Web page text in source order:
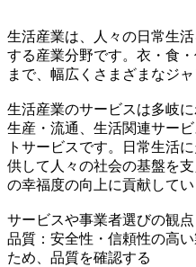
生活産業は、人々の日常生
する産業分野です。衣・食
まで、幅広くさまざまなジ
生活産業のサービスは多岐
生産・流通、生活関連サー
トサービスです。日常生活
供して人々の社会の基盤を
の幸福度の向上に貢献してい
サービスや事業者選びの観点
品質：安全性・信頼性の高
ため、品質を確認する